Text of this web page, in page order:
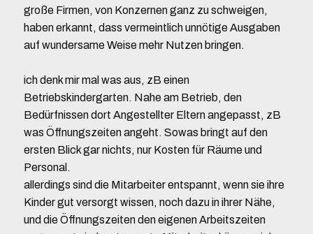
große Firmen, von Konzernen ganz zu schweigen,
haben erkannt, dass vermeintlich unnötige Ausgaben
auf wundersame Weise mehr Nutzen bringen.
ich denk mir mal was aus, zB einen
Betriebskindergarten. Nahe am Betrieb, den
Bedürfnissen dort Angestellter Eltern angepasst, zB
was Öffnungszeiten angeht. Sowas bringt auf den
ersten Blick gar nichts, nur Kosten für Räume und
Personal.
allerdings sind die Mitarbeiter entspannt, wenn sie ihre
Kinder gut versorgt wissen, noch dazu in ihrer Nähe,
und die Öffnungszeiten den eigenen Arbeitszeiten